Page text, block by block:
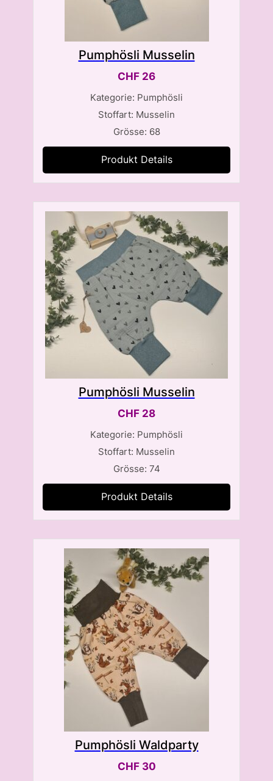
Pumphösli Musselin
CHF 26
Kategorie: Pumphösli
Stoffart: Musselin
Grösse: 68
Produkt Details
Pumphösli Musselin
CHF 28
Kategorie: Pumphösli
Stoffart: Musselin
Grösse: 74
Produkt Details
Pumphösli Waldparty
CHF30